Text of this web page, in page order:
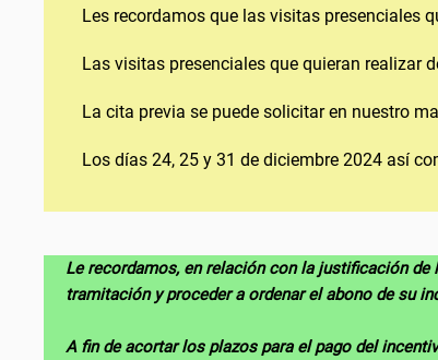
Les recordamos que las visitas presenciales
Las visitas presenciales que quieran realizar
La cita previa se puede solicitar en nuestro
Los días 24, 25 y 31 de diciembre 2024 así
Le recordamos, en relación con la justificación
tramitación y proceder a ordenar el abono de su
A fin de acortar los plazos para el pago del